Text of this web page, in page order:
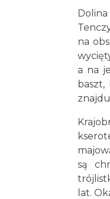
na
a na
są
lat.